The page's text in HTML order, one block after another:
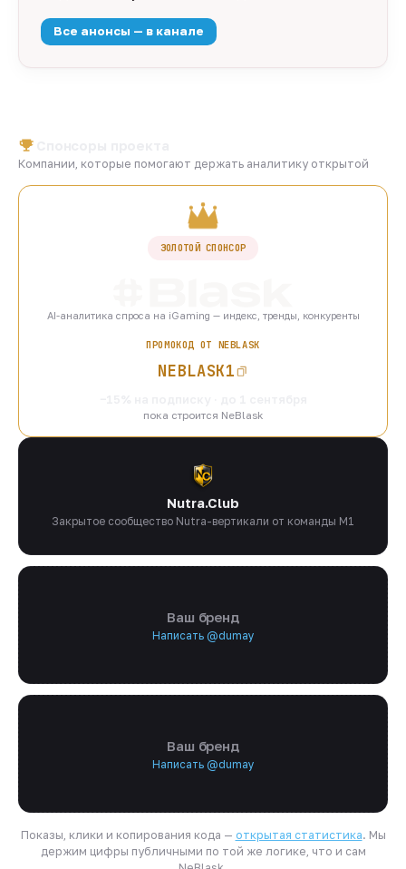
Все анонсы — в канале
Компании, которые помогают держать аналитику открытой
ЗОЛОТОЙ СПОНСОР
AI-аналитика спроса на iGaming — индекс, тренды, конкуренты
ПРОМОКОД ОТ NEBLASK
NEBLASK1
пока строится NeBlask
Nutra.Club
Закрытое сообщество Nutra-вертикали от команды M1
Ваш бренд
Написать @dumay
Ваш бренд
Написать @dumay
Показы, клики и копирования кода — открытая статистика. Мы
держим цифры публичными по той же логике, что и сам